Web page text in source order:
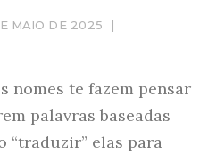
MAIO DE 2025
|
nomes te fazem pensar
palavras baseadas
“traduzir” elas para